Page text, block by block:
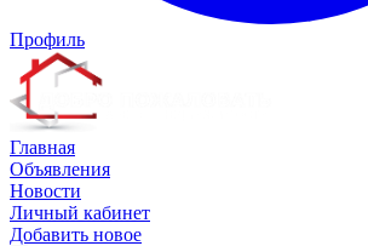
Профиль
Главная
Объявления
Новости
Личный кабинет
Добавить новое